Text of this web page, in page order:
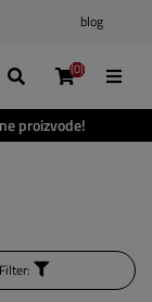
proizvode!
blog
(0)
(0)
(0)
(0)
Filter: